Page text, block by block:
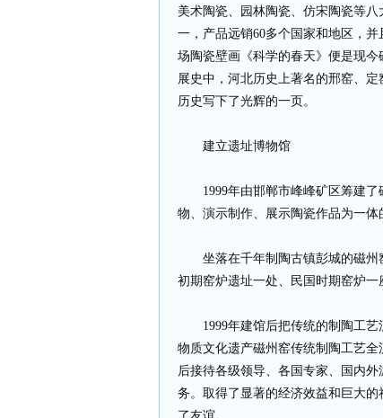
美术陶瓷、园林陶瓷、仿宋陶瓷等
一，产品远销60多个国家和地区，
场陶瓷壁画《科学的春天》便是现
展史中，河北历史上著名的邢窑、
历史写下了光辉的一页。
建立遗址博物馆
1999年由邯郸市峰峰矿区筹建
物、演示制作、展示陶瓷作品为一体
坐落在千年制陶古镇彭城的磁
初期窑炉遗址一处、民国时期窑炉一
1999年建馆后把传统的制陶工
物质文化遗产磁州窑传统制陶工艺
后接待各级领导、各国专家、国内
务。取得了显著的经济效益和巨大